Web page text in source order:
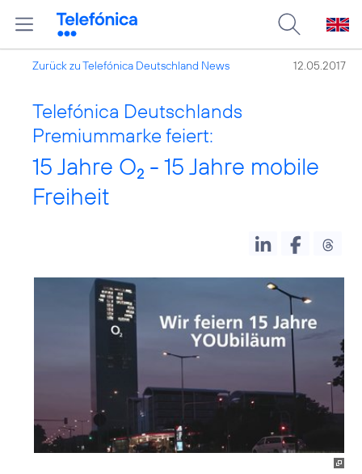
Zurück zu Telefónica Deutschland News 12.05.2017
Telefónica Deutschlands
Premiummarke feiert:
15 Jahre O2 - 15 Jahre mobile
Freiheit